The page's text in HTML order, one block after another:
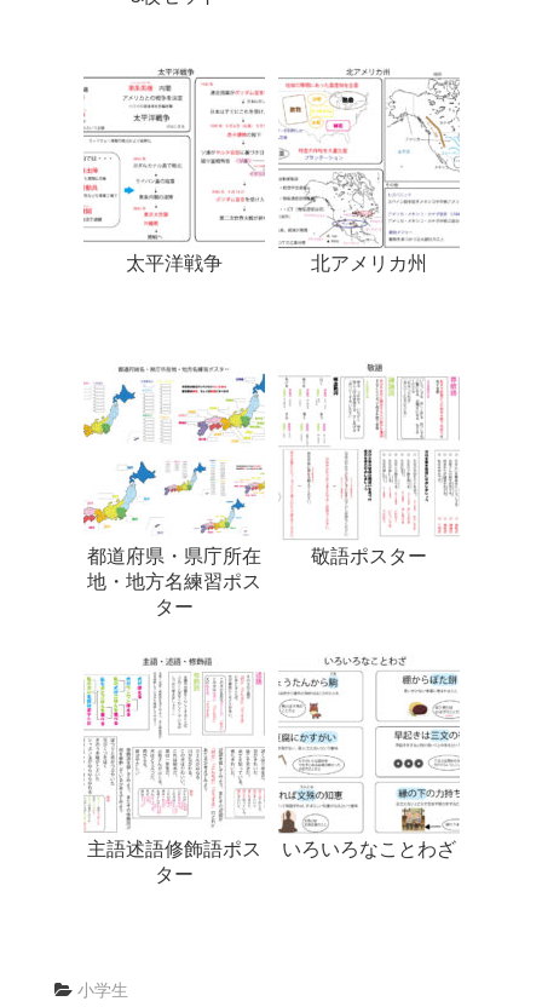
太平洋戦争 北アメリカ州
都道府県・県庁所在
地・地方名練習ポス
ター
敬語ポスター
主語述語修飾語ポス
ター
いろいろなことわざ
小学生